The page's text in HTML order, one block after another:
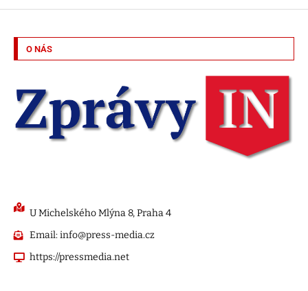
O NÁS
U Michelského Mlýna 8, Praha 4
Email: info@press-media.cz
https://pressmedia.net